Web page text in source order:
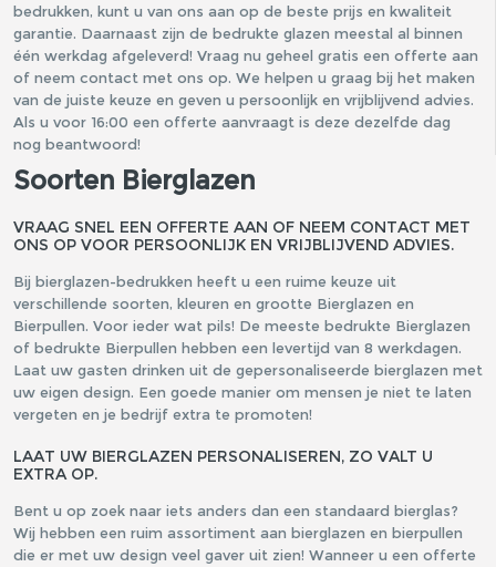
bedrukken, kunt u van ons aan op de beste prijs en kwaliteit
garantie. Daarnaast zijn de bedrukte glazen meestal al binnen
één werkdag afgeleverd! Vraag nu geheel gratis een offerte aan
of neem contact met ons op. We helpen u graag bij het maken
van de juiste keuze en geven u persoonlijk en vrijblijvend advies.
Als u voor 16:00 een offerte aanvraagt is deze dezelfde dag
nog beantwoord!
Soorten Bierglazen
VRAAG SNEL EEN OFFERTE AAN OF NEEM CONTACT MET
ONS OP VOOR PERSOONLIJK EN VRIJBLIJVEND ADVIES.
Bij bierglazen-bedrukken heeft u een ruime keuze uit
verschillende soorten, kleuren en grootte Bierglazen en
Bierpullen. Voor ieder wat pils! De meeste bedrukte Bierglazen
of bedrukte Bierpullen hebben een levertijd van 8 werkdagen.
Laat uw gasten drinken uit de gepersonaliseerde bierglazen met
uw eigen design. Een goede manier om mensen je niet te laten
vergeten en je bedrijf extra te promoten!
LAAT UW BIERGLAZEN PERSONALISEREN, ZO VALT U
EXTRA OP.
Bent u op zoek naar iets anders dan een standaard bierglas?
Wij hebben een ruim assortiment aan bierglazen en bierpullen
die er met uw design veel gaver uit zien! Wanneer u een offerte